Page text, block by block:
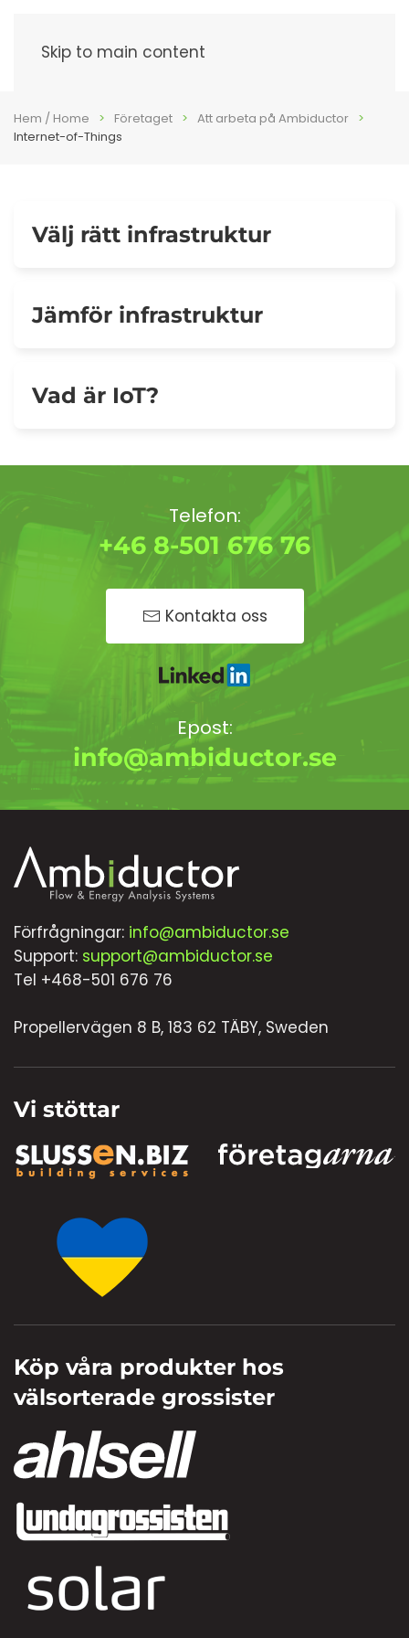
Skip to main content
Hem / Home Företaget
Att arbeta på Ambiductor
Internet-of-Things
Välj rätt infrastruktur
Jämför infrastruktur
Vad är IoT?
Telefon:
+46 8-501 676 76
Kontakta oss
Epost:
info@ambiductor.se
Förfrågningar: info@ambiductor.se
Support: support@ambiductor.se
Tel +468-501 676 76
Propellervägen 8 B, 183 62 TÄBY, Sweden
Vi stöttar
Köp våra produkter hos
välsorterade grossister